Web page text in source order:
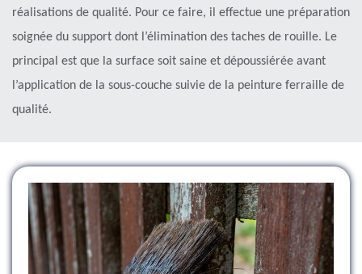
réalisations de qualité. Pour ce faire, il effectue une préparation
soignée du support dont l’élimination des taches de rouille. Le
principal est que la surface soit saine et dépoussiérée avant
l’application de la sous-couche suivie de la peinture ferraille de
qualité.